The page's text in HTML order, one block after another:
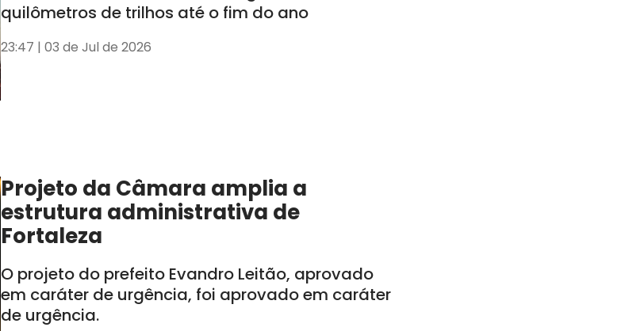
quilômetros de trilhos até o fim do ano
23:47 | 03 de Jul de 2026
Projeto da Câmara amplia a
estrutura administrativa de
Fortaleza
O projeto do prefeito Evandro Leitão, aprovado
em caráter de urgência, foi aprovado em caráter
de urgência.